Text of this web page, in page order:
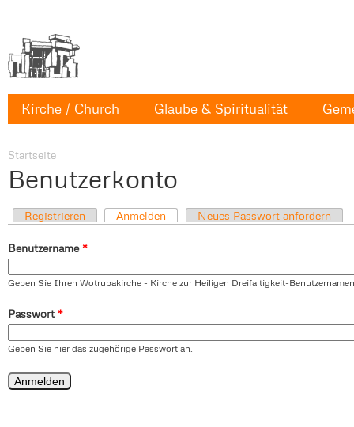
Kirche / Church Glaube & Spiritualität
Startseite
Benutzerkonto
Registrieren Anmelden Neues Passwort anfordern
Benutzername *
Geben Sie Ihren Wotrubakirche - Kirche zur Heiligen Dreifaltigkeit-
Passwort *
Geben Sie hier das zugehörige Passwort an.